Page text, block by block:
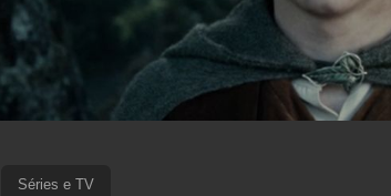
Séries e TV